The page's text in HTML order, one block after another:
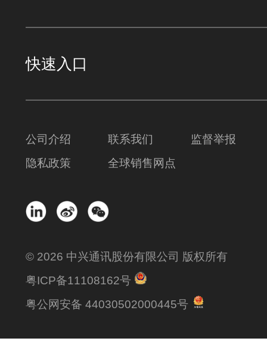
快速入口
公司介绍 联系我们
监督举报
隐私政策
全球销售网点
© 2026 中兴通讯股份有限公司 版权所有
粤ICP备11108162号
粤公网安备 44030502000445号